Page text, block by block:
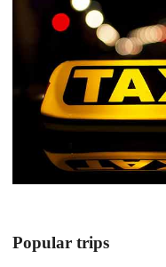
Popular trips